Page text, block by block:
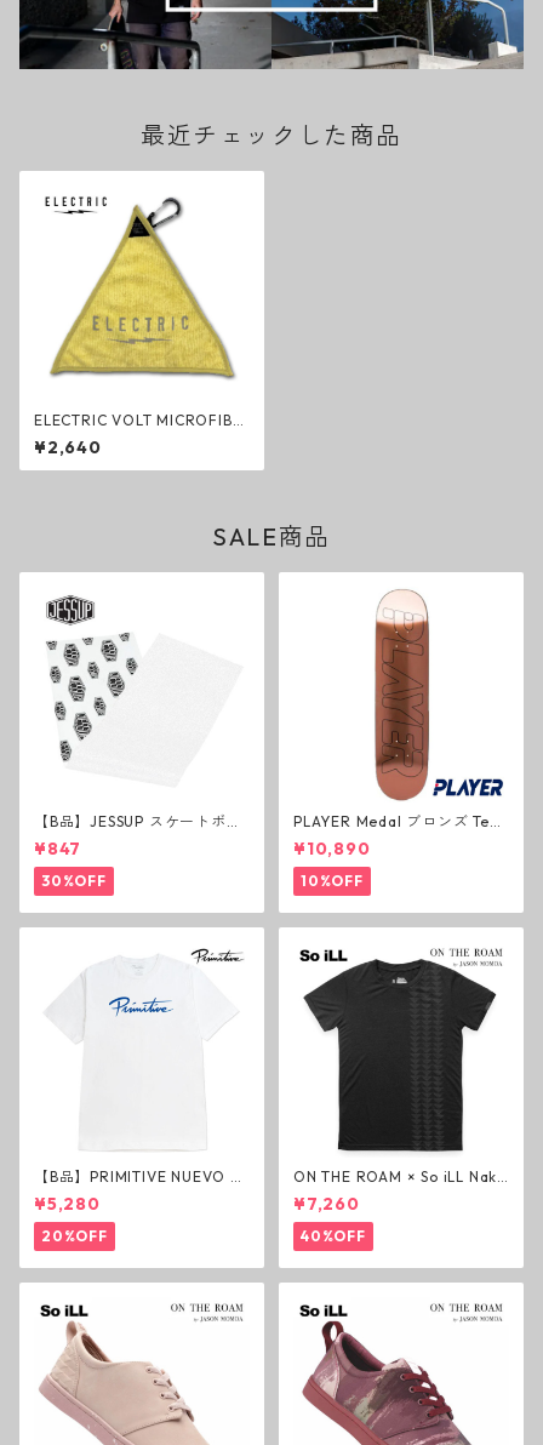
最近チェックした商品
ELECTRIC VOLT MICROFIBE
R CARABINA TOWEL MUSTA
RD マスタード マイクロファ
イバー カラビナ タオル イエロ
¥2,640
SALE商品
【B品】JESSUP スケートボー
ド グリップテープ ウルトラグ
リップ ホワイト デッキテープ
ジェスアップ ジェサップ
¥847
30%OFF
PLAYER Medal ブロンズ Tea
m Deck P3 スケートボードデ
ッキ プレイヤー メダル
¥10,890
10%OFF
【B品】PRIMITIVE NUEVO SC
RIPT HW TEE WHITE ヘビー
ウェイトTシャツ ホワイト プ
リミティブ
¥5,280
20%OFF
ON THE ROAM × So iLL Nako
a Tee Tシャツ ウルフブラック
オンザローム ジェイソンモモ
ア OTR ビンテージ加工
¥7,260
40%OFF